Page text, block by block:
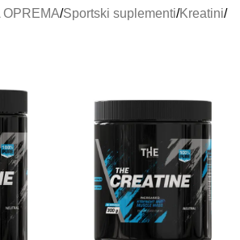
/Sportski suplementi/Kreatini/